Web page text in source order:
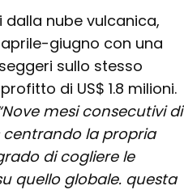
nube vulcanica,
giugno con una
sullo stesso
di US$ 1.8 milioni.
mesi consecutivi di
la propria
di cogliere le
quello globale. questa